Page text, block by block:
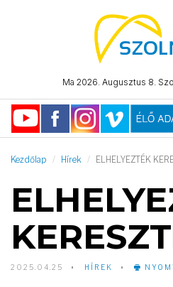
Ma 2026. Augusztus 8.
Kezdőlap Hírek ELHELYEZTÉK
2025.04.25 HÍREK